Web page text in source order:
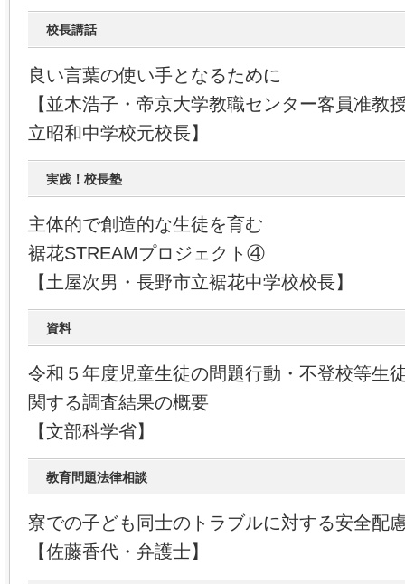
校長講話
良い言葉の使い手となるために
【並木浩子・帝京大学教職センター客員准教
立昭和中学校元校長】
実践！校長塾
主体的で創造的な生徒を育む
裾花STREAMプロジェクト④
【土屋次男・長野市立裾花中学校校長】
資料
令和５年度児童生徒の問題行動・不登校等生
関する調査結果の概要
【文部科学省】
教育問題法律相談
寮での子ども同士のトラブルに対する安全配
【佐藤香代・弁護士】